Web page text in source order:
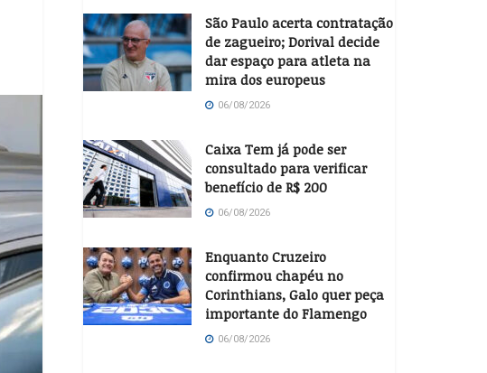
São Paulo acerta contratação
de zagueiro; Dorival decide
dar espaço para atleta na
mira dos europeus
06/08/2026
Caixa Tem já pode ser
consultado para verificar
benefício de R$ 200
06/08/2026
Enquanto Cruzeiro
confirmou chapéu no
Corinthians, Galo quer peça
importante do Flamengo
06/08/2026